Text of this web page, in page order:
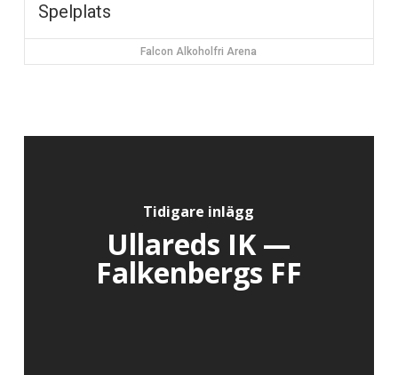
Spelplats
Falcon Alkoholfri Arena
Tidigare inlägg
Ullareds IK —
Falkenbergs FF